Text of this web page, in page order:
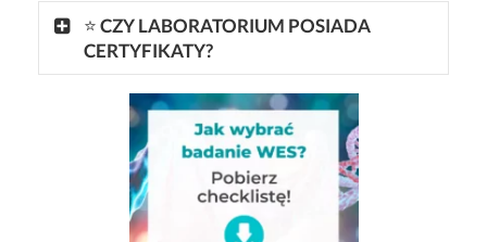
⭐CZY LABORATORIUM POSIADA
CERTYFIKATY?